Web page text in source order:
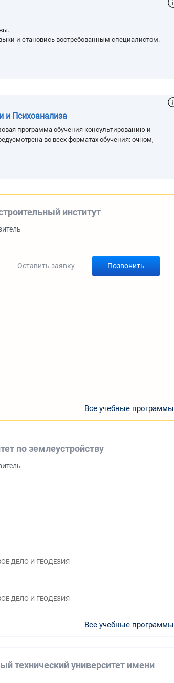
и становись востребованным специалистом.
и Психоанализа
программа обучения консультированию и
во всех форматах обучения: очном,
институт
Оставить заявку Позвонить
Все учебные программы
по землеустройству
ДЕЛО И ГЕОДЕЗИЯ
ДЕЛО И ГЕОДЕЗИЯ
Все учебные программы
технический университет имени